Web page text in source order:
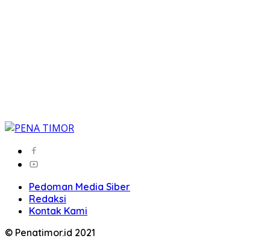
Pedoman Media Siber
Redaksi
Kontak Kami
© Penatimor.id 2021